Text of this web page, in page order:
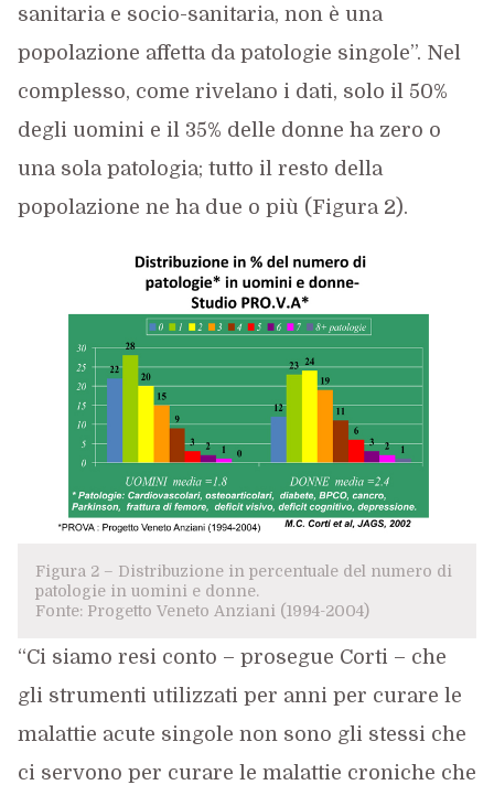
sanitaria e socio-sanitaria, non è una
popolazione affetta da patologie singole”. Nel
complesso, come rivelano i dati, solo il 50%
degli uomini e il 35% delle donne ha zero o
una sola patologia; tutto il resto della
popolazione ne ha due o più (Figura 2).
Figura 2 – Distribuzione in percentuale del numero di
patologie in uomini e donne.
Fonte: Progetto Veneto Anziani (1994-2004)
“Ci siamo resi conto – prosegue Corti – che
gli strumenti utilizzati per anni per curare le
malattie acute singole non sono gli stessi che
ci servono per curare le malattie croniche che